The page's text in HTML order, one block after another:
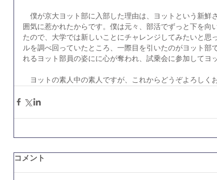
僕が京大ヨット部に入部した理由は、ヨットという新鮮
囲気に惹かれたからです。僕は元々、部活でずっと下を向
たので、大学では新しいことにチャレンジしてみたいと思
ルを調べ回っていたところ、一際目を引いたのがヨット部
れるヨット部員の姿にに心が奪われ、試乗会に参加してヨ
ヨットの素人中の素人ですが、これからどうぞよろしく
コメント